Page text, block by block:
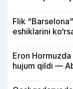
Flik
eshiklarini
Eron
hujum qildi —